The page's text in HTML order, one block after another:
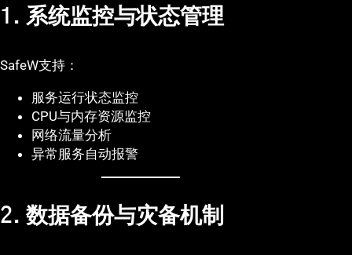
1. 系统监控与状态管理
SafeW支持：
服务运行状态监控
CPU与内存资源监控
网络流量分析
异常服务自动报警
2. 数据备份与灾备机制